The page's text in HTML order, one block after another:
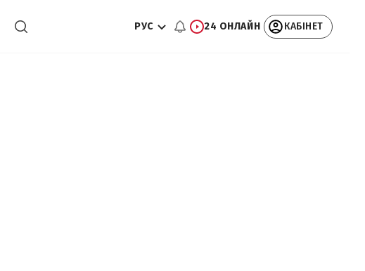
РУС 24 ОНЛАЙН КАБІНЕТ